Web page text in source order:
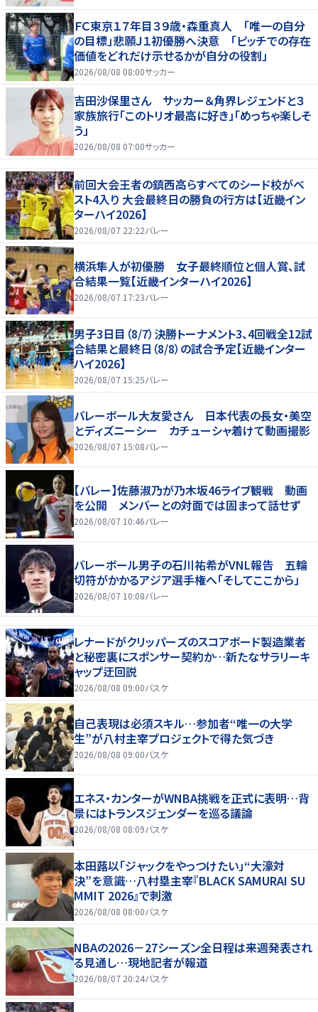
ＦＣ東京１７年目３９歳・森重真人 「唯一の自分
の目標」悲願Ｊ１初優勝へ決意 「ピッチでの存在
価値をどれだけ示せるかが自分の役割」
2026/08/08 08:00サッカー
吉田沙保里さん サッカー＆角界レジェンドと３
家族旅行「このトリオ最高に好き」「めっちゃ楽しそ
う」
2026/08/08 07:00サッカー
前回大会王者の鎮西高らすべてのシード校がベ
スト4入り 大会最終日の勝負の行方は【近畿イン
ターハイ2026】
2026/08/07 22:22バレー
横浜隼人が初優勝 女子最終順位と個人賞、試
合結果一覧【近畿インターハイ2026】
2026/08/07 17:23バレー
男子3日目（8/7）決勝トーナメント3、4回戦全12試
合結果と最終日（8/8）の試合予定【近畿インター
ハイ2026】
2026/08/07 15:25バレー
バレーボール大友愛さん 日本代表の長女・美空
とディズニーシー カチューシャ着けて動画撮影
2026/08/07 15:08バレー
【バレー】佐藤淑乃が乃木坂46ライブ観戦 動画
を公開 メンバーとの対面では固まって話せず
2026/08/07 10:46バレー
バレーボール男子の石川祐希がVNL報告 五輪
切符がかかるアジア選手権へ「そしてここから」
2026/08/07 10:08バレー
レナードがクリッパーズのスコアボード製造業者
と秘密裏にスポンサー契約か‬…新たなサラリーキ
ャップ迂回説
2026/08/08 09:00バスケ
自己表現は必須スキル…参加者“唯一の大学
生”が八村主宰プロジェクトで得た気づき
2026/08/08 09:00バスケ
エネス・カンターがWNBA挑戦を正式に表明…背
景にはトランスジェンダーを巡る議論
2026/08/08 08:09バスケ
本田蕗以「ジャックをやっつけたい」“大濠対
決”を意識…八村塁主宰『BLACK SAMURAI SU
MMIT 2026』で刺激
2026/08/08 08:00バスケ
NBAの2026－27シーズン全日程は来週発表され
る見通し…現地記者が報道
2026/08/07 20:24バスケ